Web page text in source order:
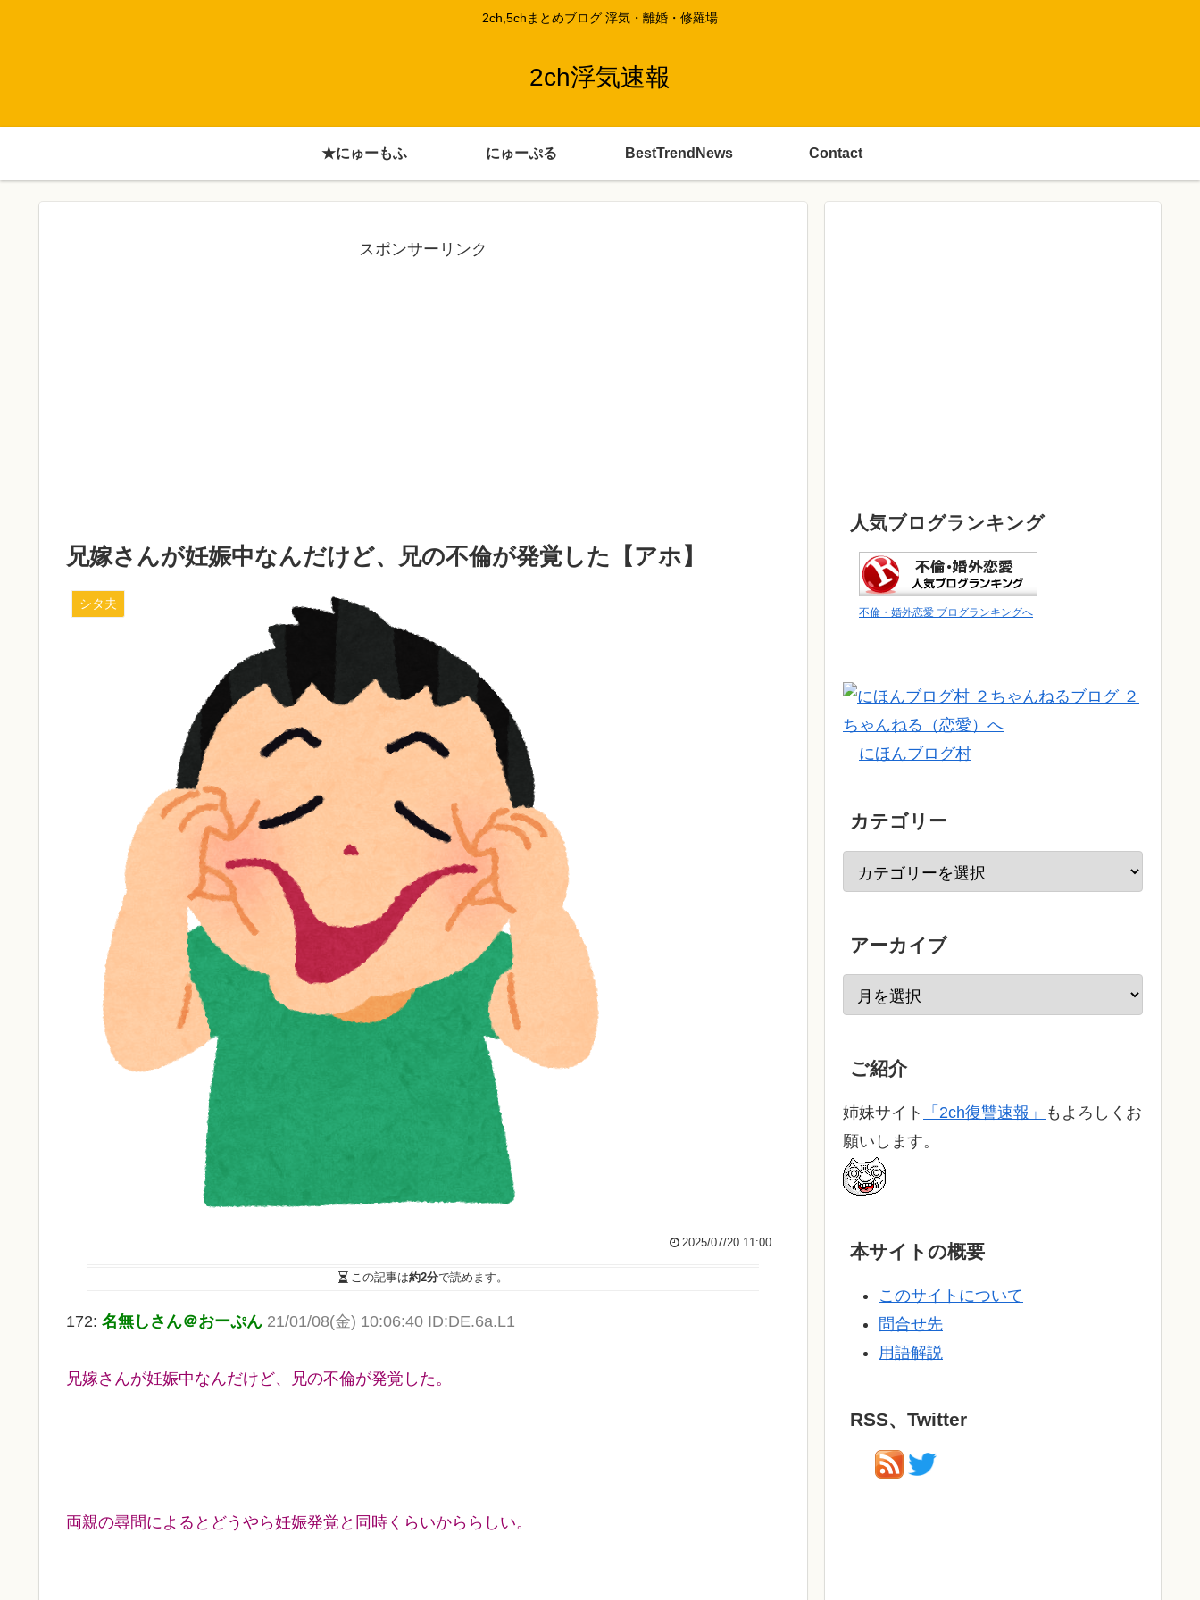
2ch,5chまとめブログ 浮気・離婚・修羅場
2ch浮気速報
★にゅーもふ にゅーぷる BestTrendNews Contact
スポンサーリンク
兄嫁さんが妊娠中なんだけど、兄の不倫が発覚した【アホ】
シタ夫
2025/07/20 11:00
この記事は約2分で読めます。
172: 名無しさん＠おーぷん 21/01/08(金) 10:06:40 ID:DE.6a.L1
兄嫁さんが妊娠中なんだけど、兄の不倫が発覚した。
両親の尋問によるとどうやら妊娠発覚と同時くらいかららしい。
人気ブログランキング
不倫・婚外恋愛 ブログランキングへ
にほんブログ村
カテゴリー
アーカイブ
ご紹介
姉妹サイト 「2ch復讐速報」
もよろしくお
願いします。
本サイトの概要
このサイトについて
問合せ先
用語解説
RSS、Twitter